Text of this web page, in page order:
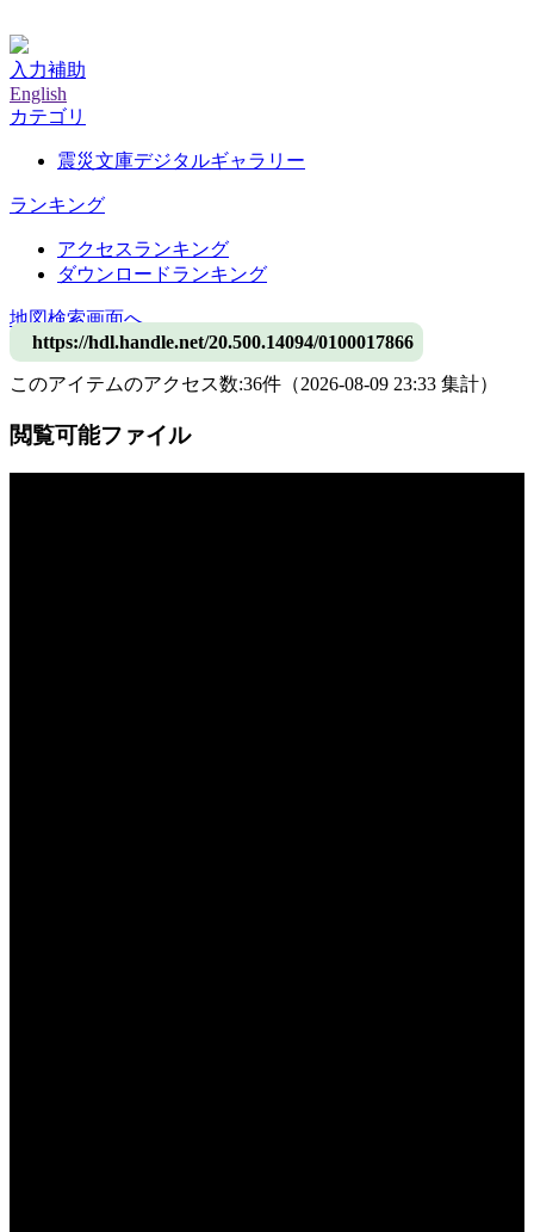
入力補助
English
カテゴリ
震災文庫デジタルギャラリー
ランキング
アクセスランキング
ダウンロードランキング
地図検索画面へ
https://hdl.handle.net/20.500.14094/0100017866
このアイテムのアクセス数:36件 （2026-08-09 23:33 集計）
閲覧可能ファイル